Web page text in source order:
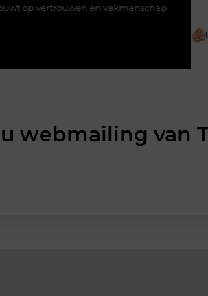
en vakmanschap Een
webmailing van